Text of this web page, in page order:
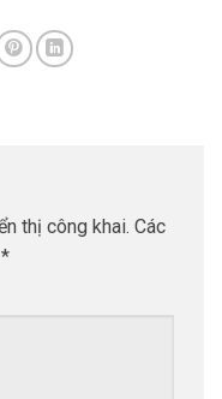
thị công khai. Các
*